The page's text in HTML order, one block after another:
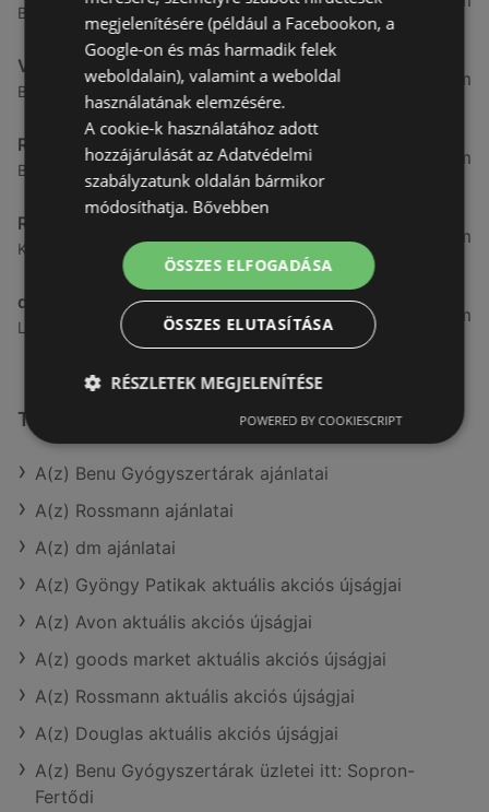
Besenyő u. 23, 9400 Sopron
Vianni
Bánfalvi út 14., 9400 Sopron
3,57 km
Rossmann
Bánfalvi út 6-8., 9400 Sopron
3,83 km
Rossmann
Kodály Zoltán tér 16. 16., 9400 Sopron
4,19 km
dm
Lackner Kristóf u. 35, 9400, 9400 Sopron
4,44 km
További linkek
A(z) Benu Gyógyszertárak ajánlatai
A(z) Rossmann ajánlatai
A(z) dm ajánlatai
A(z) Gyöngy Patikak aktuális akciós újságjai
A(z) Avon aktuális akciós újságjai
A(z) goods market aktuális akciós újságjai
A(z) Rossmann aktuális akciós újságjai
A(z) Douglas aktuális akciós újságjai
A(z) Benu Gyógyszertárak üzletei itt: Sopron-
Fertődi
megjelenítésére (például a Facebookon, a
Google-on és más harmadik felek
weboldalain), valamint a weboldal
használatának elemzésére.
A cookie-k használatához adott
hozzájárulását az Adatvédelmi
szabályzatunk oldalán bármikor
módosíthatja. Bővebben
ÖSSZES ELFOGADÁSA
ÖSSZES ELUTASÍTÁSA
RÉSZLETEK MEGJELENÍTÉSE
POWERED BY COOKIESCRIPT